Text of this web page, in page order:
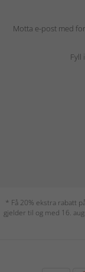
Motta e-post med
Fyll
* Få 20% ekstra rabatt
gjelder til og med 16.